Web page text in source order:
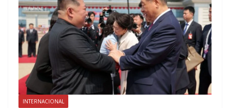
INTERNACIONAL